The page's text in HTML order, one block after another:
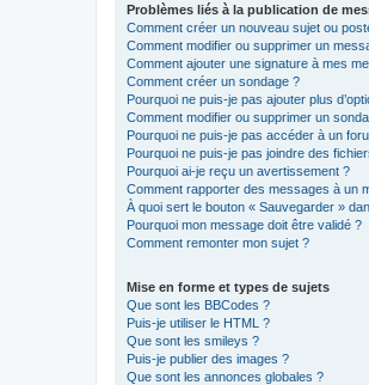
Problèmes liés à la publication de
Comment créer un nouveau sujet ou
Comment modifier ou supprimer un
Comment ajouter une signature à mes
Comment créer un sondage ?
Pourquoi ne puis-je pas ajouter plus
Comment modifier ou supprimer un
Pourquoi ne puis-je pas accéder à un
Pourquoi ne puis-je pas joindre des
Pourquoi ai-je reçu un avertissement ?
Comment rapporter des messages à un
À quoi sert le bouton « Sauvegarder »
Pourquoi mon message doit être validé ?
Comment remonter mon sujet ?
Mise en forme et types de sujets
Que sont les BBCodes ?
Puis-je utiliser le HTML ?
Que sont les smileys ?
Puis-je publier des images ?
Que sont les annonces globales ?